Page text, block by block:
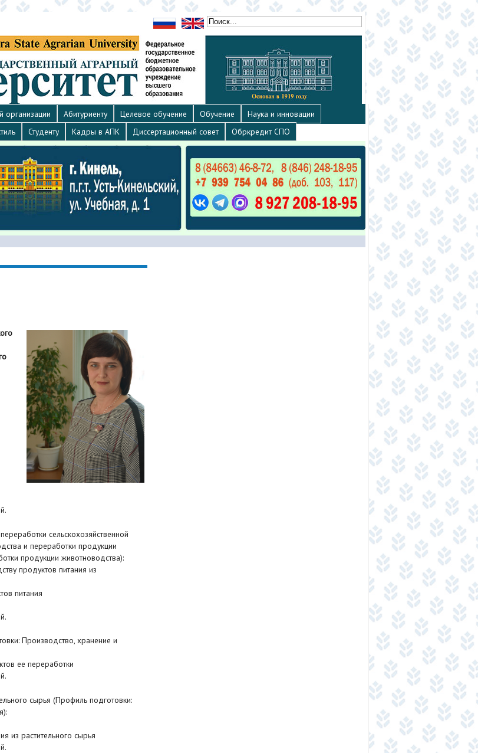
организации Абитуриенту Целевое обучение Обучение
Наука и инновации
Студенту Кадры в АПК Диссертационный совет Обркредит СПО
сельскохозяйственной
и переработки продукции
продукции животноводства):
продуктов питания из
питания
Производство, хранение и
ее переработки
сырья (Профиль подготовки:
из растительного сырья